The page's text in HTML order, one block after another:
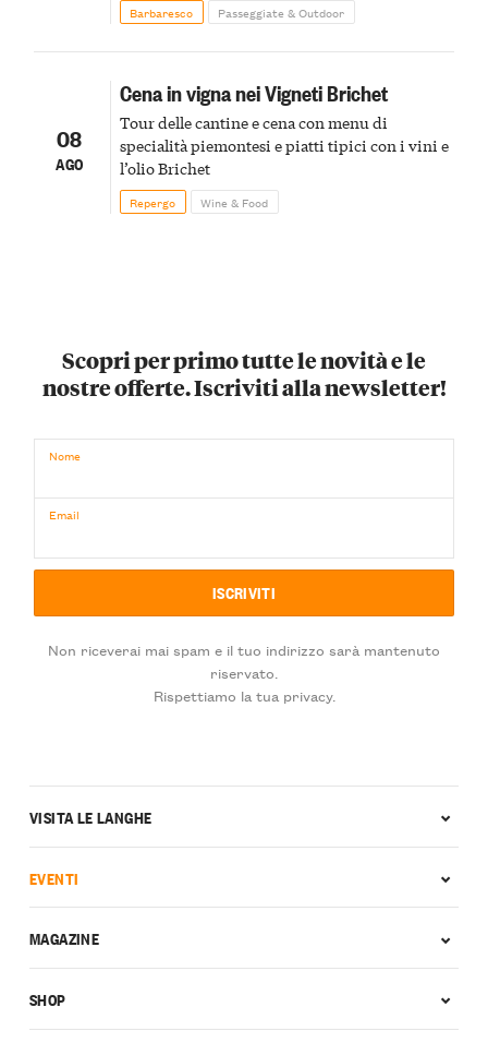
Barbaresco Passeggiate & Outdoor
08
AGO
Cena in vigna nei Vigneti Brichet
Tour delle cantine e cena con menu di
specialità piemontesi e piatti tipici con i vini e
l’olio Brichet
Repergo Wine & Food
Scopri per primo tutte le novità e le
nostre offerte. Iscriviti alla newsletter!
Nome
Email
Non riceverai mai spam e il tuo indirizzo sarà mantenuto
riservato.
Rispettiamo la tua privacy.
VISITA LE LANGHE
EVENTI
MAGAZINE
SHOP